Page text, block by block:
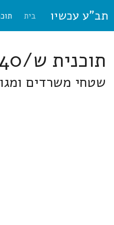
תב"ע עכשיו בית
תוכנית ש/1440 פרדס חנה-כרכור
שטחי משרדים